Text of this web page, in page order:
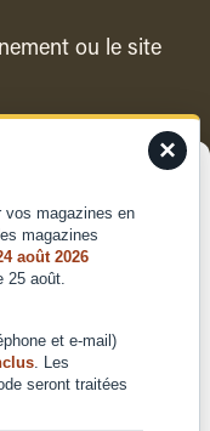
des technologies
aux informations des
nous permettra de
de navigation ou les ID
de retirer son
caractéristiques
ou le site
de
×
vos magazines en
magazines
août 2026
25 août.
et e-mail)
. Les
seront traitées